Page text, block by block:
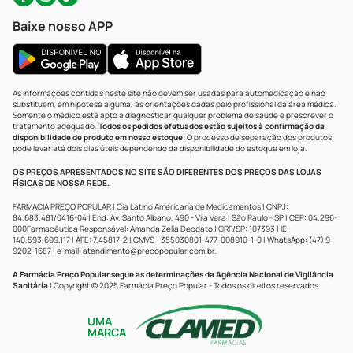
Baixe nosso APP
As informações contidas neste site não devem ser usadas para automedicação e não
substituem, em hipótese alguma, as orientações dadas pelo profissional da área médica.
Somente o médico está apto a diagnosticar qualquer problema de saúde e prescrever o
tratamento adequado. Todos os pedidos efetuados estão sujeitos à confirmação da
disponibilidade de produto em nosso estoque.O processo de separação dos produtos
pode levar até dois dias úteis dependendo da disponibilidade do estoque em loja.
OS PREÇOS APRESENTADOS NO SITE SÃO DIFERENTES DOS PREÇOS DAS LOJAS
FÍSICAS DE NOSSA REDE.
FARMÁCIA PREÇO POPULAR | Cia Latino Americana de Medicamentos | CNPJ:
84.683.481/0416-04 | End: Av. Santo Albano, 490 - Vila Vera | São Paulo - SP | CEP: 04.296-
000Farmacêutica Responsável: Amanda Zelia Deodato | CRF/SP: 107393 | IE:
140.593.699.117 | AFE: 7.45817-2 | CMVS - 355030801-477-008910-1-0 | WhatsApp: (47) 9
9202-1687 | e-mail: atendimento@precopopular.com.br.
A Farmácia Preço Popular segue as determinações da Agência Nacional de Vigilância
Sanitária | Copyright © 2025 Farmácia Preço Popular - Todos os direitos reservados.
UMA
MARCA